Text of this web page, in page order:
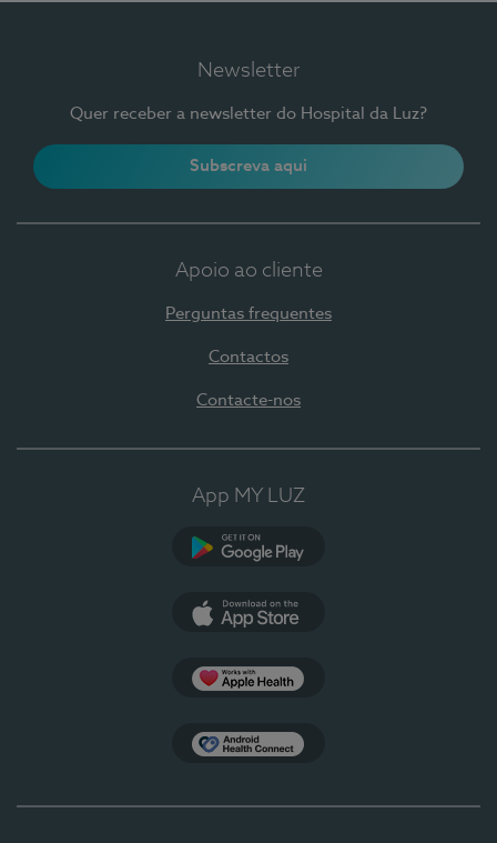
Newsletter
Quer receber a newsletter do Hospital da Luz?
Subscreva aqui
Apoio ao cliente
Perguntas frequentes
Contactos
Contacte-nos
App MY LUZ